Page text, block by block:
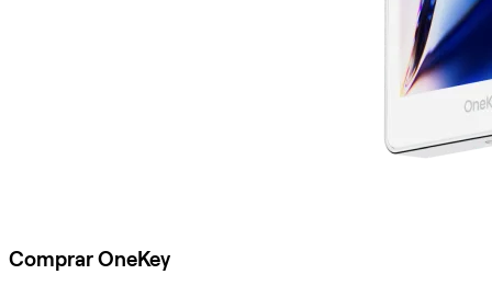
Comprar OneKey